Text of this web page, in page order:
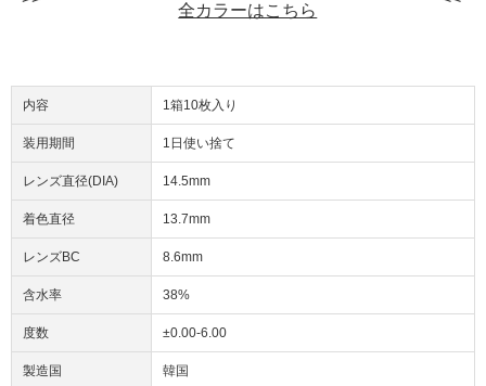
全カラーはこちら
内容 1箱10枚入り
装用期間 1日使い捨て
レンズ直径(DIA) 14.5mm
着色直径 13.7mm
レンズBC 8.6mm
含水率 38%
度数 ±0.00-6.00
製造国 韓国